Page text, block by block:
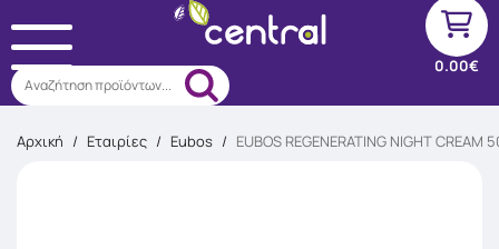
Αναζήτηση προϊόντων...
0.00€
Αρχική / Εταιρίες / Eubos / EUBOS REGENERATING NIGHT CREAM